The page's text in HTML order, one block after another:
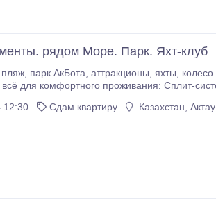
рядом Море. Парк. Яхт-клуб
квартира без посторонних
12:30
Сдам квартиру Казахстан, Актау